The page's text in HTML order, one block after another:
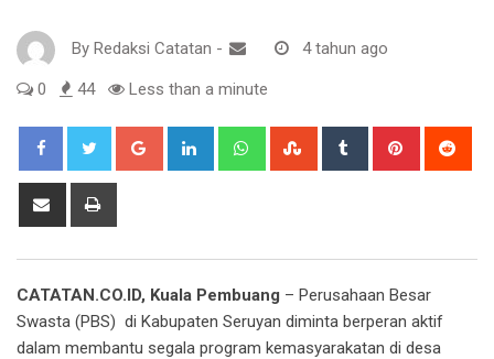
By Redaksi Catatan - 4 tahun ago
0 44 Less than a minute
Google+ LinkedIn WhatsappStumbleUpon
Tumblr Pinterest
Share
CATATAN.CO.ID, Kuala Pembuang – Perusahaan Besar
Swasta (PBS) di Kabupaten Seruyan diminta berperan aktif
dalam membantu segala program kemasyarakatan di desa